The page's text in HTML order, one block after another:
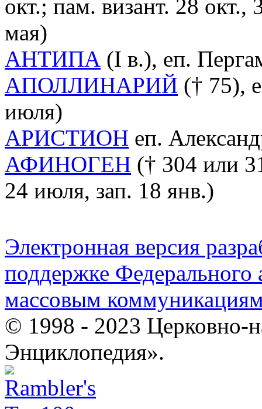
окт.; пам. визант. 28
мая)
АНТИПА (I в.), еп.
АПОЛЛИНАРИЙ († 75),
июля)
АРИСТИОН еп.
АФИНОГЕН († 304 или
24 июля, зап. 18 янв.)
Электронная версия
поддержке Федерального
массовым
© 1998 - 2023 Церковно-
Энциклопедия».